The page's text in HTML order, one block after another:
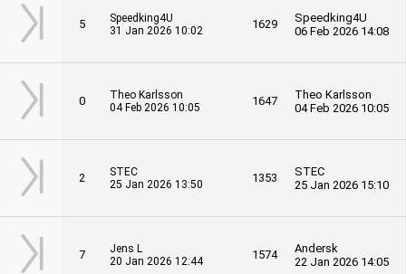
5
Speedking4U
31 Jan 2026 10:02
1629
Speedking4U
06 Feb 2026 14:08
0
Theo Karlsson
04 Feb 2026 10:05
1647
Theo Karlsson
04 Feb 2026 10:05
2
STEC
25 Jan 2026 13:50
1353
STEC
25 Jan 2026 15:10
7
Jens L
20 Jan 2026 12:44
1574
Andersk
22 Jan 2026 14:05